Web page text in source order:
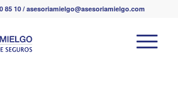
85 10 / asesoriamielgo@asesoriamielgo.com